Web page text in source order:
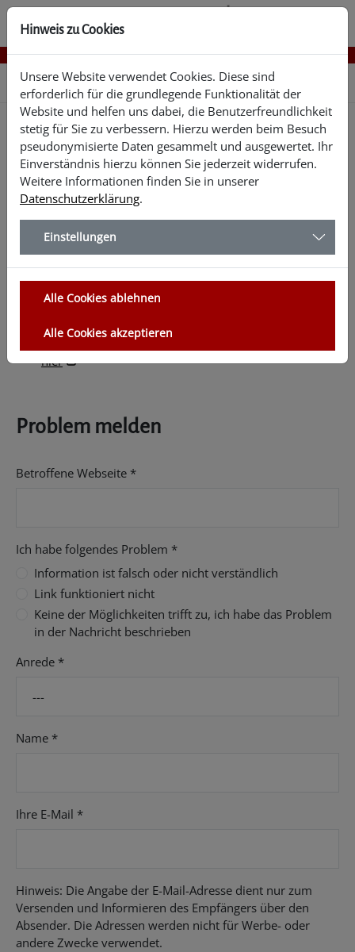
Problem melden
Problem melden
Es gibt ein technisches Problem mit dieser Seite?
Unsere Informationen sind nicht verständlich? Dann
schicken Sie uns bitte eine Nachricht über
nachfolgendes Formular.
Bei allen anderen Problemen wenden Sie sich bitte an
unser Telefonisches Servicecenter mit der
an info@​kreis-soest.de
Informationen zum Thema Barrierefreiheit finden Sie
hier
Problem melden
Betroffene Webseite *
Ich habe folgendes Problem *
Information ist falsch oder nicht verständlich
Link funktioniert nicht
Keine der Möglichkeiten trifft zu, ich habe das Problem
in der Nachricht beschrieben
Anrede *
Name *
Ihre E-Mail *
Hinweis: Die Angabe der E-Mail-Adresse dient nur zum
Versenden und Informieren des Empfängers über den
Absender. Die Adressen werden nicht für Werbe- oder
andere Zwecke verwendet.
Hinweis zu Cookies
Unsere Website verwendet Cookies. Diese sind
erforderlich für die grundlegende Funktionalität der
Website und helfen uns dabei, die Benutzerfreundlichkeit
stetig für Sie zu verbessern. Hierzu werden beim Besuch
pseudonymisierte Daten gesammelt und ausgewertet. Ihr
Einverständnis hierzu können Sie jederzeit widerrufen.
Weitere Informationen finden Sie in unserer
Datenschutzerklärung.
Einstellungen
Alle Cookies ablehnen
Alle Cookies akzeptieren